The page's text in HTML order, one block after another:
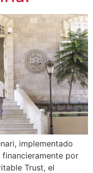
implementado
financieramente por
Trust, el